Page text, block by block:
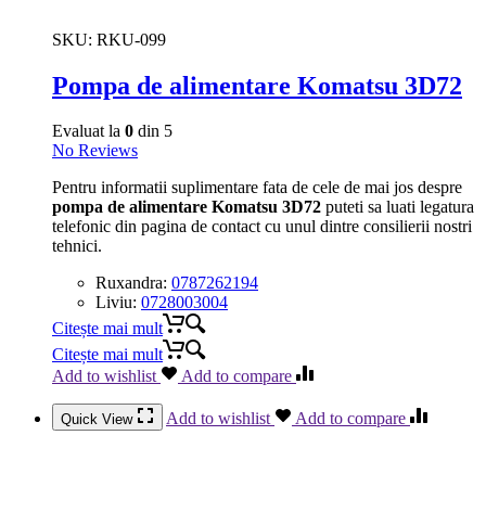
SKU: RKU-099
Pompa de alimentare Komatsu 3D72
Evaluat la 0 din 5
No Reviews
Pentru informatii suplimentare fata de cele de mai jos despre
pompa de alimentare Komatsu 3D72 puteti sa luati legatura
telefonic din pagina de contact cu unul dintre consilierii nostri
tehnici.
Ruxandra: 0787262194
Liviu: 0728003004
Citește mai mult
Citește mai mult
Add to wishlist
Add to compare
Quick View Add to wishlist Add to compare